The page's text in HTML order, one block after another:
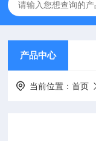
产品中心
当前位置：首页